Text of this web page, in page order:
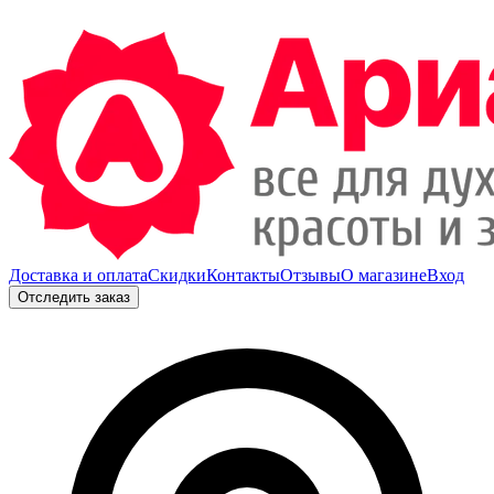
Доставка и оплатаСкидкиКонтактыОтзывыО магазинеВход
Отследить заказ